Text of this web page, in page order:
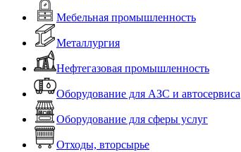
Мебельная промышленность
Металлургия
Нефтегазовая промышленность
Оборудование для АЗС и автосервиса
Оборудование для сферы услуг
Отходы, вторсырье